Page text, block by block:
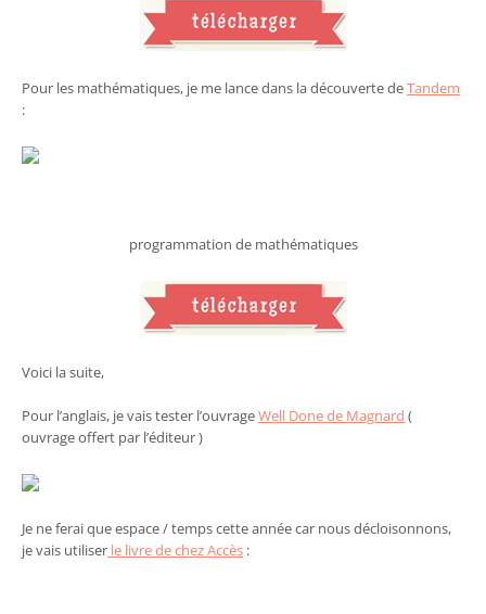
Pour les mathématiques, je me lance dans la découverte deTandem
:
programmation de mathématiques
Voici la suite,
Pour l’anglais, je vais tester l’ouvrageWell Done de Magnard (
ouvrage offert par l’éditeur )
Je ne ferai que espace / temps cette année car nous décloisonnons,
je vais utiliser le livre de chez Accès :